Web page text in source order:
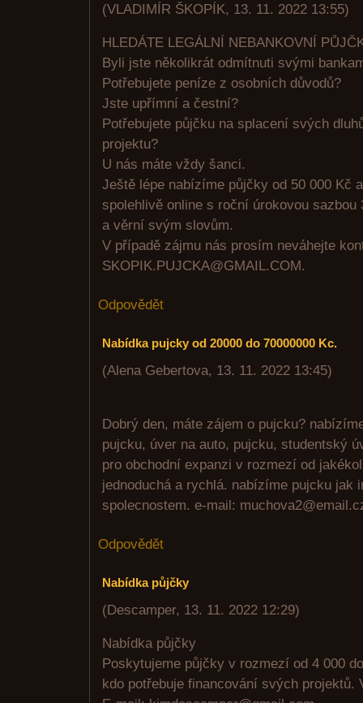
(VLADIMÍR ŠKOPÍK, 13. 11. 2022 13:55)
HLEDÁTE LEGÁLNÍ NEBANKOVNÍ
Byli jste několikrát odmítnuti svými
Potřebujete peníze z osobních důvodů?
Jste upřímní a čestní?
Potřebujete půjčku na splacení svých
projektu?
U nás máte vždy šanci.
Ještě lépe nabízíme půjčky od 50 000 Kč
spolehlivě online s roční úrokovou
a věrní svým slovům.
V případě zájmu nás prosím neváhejte
SKOPIK.PUJCKA@GMAIL.COM.
Odpovědět
Nabídka pujcky od 20000 do 70000000 Kc.
(Alena Gebertova, 13. 11. 2022 13:45)
Dobrý den, máte zájem o pujcku?
pujcku, úver na auto, pujcku, studentský
pro obchodní expanzi v rozmezí od
jednoduchá a rychlá. nabízíme pujcku jak
spolecnostem. e-mail:
Odpovědět
Nabídka půjčky
(Descamper, 13. 11. 2022 12:29)
Nabídka půjčky
Poskytujeme půjčky v rozmezí od 4 000
kdo potřebuje financování svých projektů.